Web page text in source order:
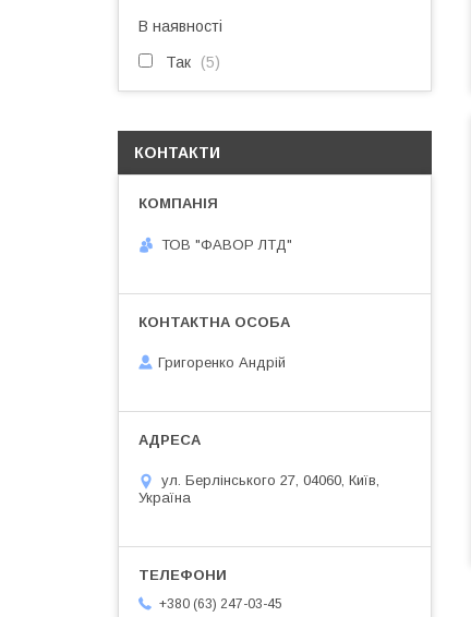
В наявності
Так 5
КОНТАКТИ
ТОВ "ФАВОР ЛТД"
Григоренко Андрій
ул. Берлінського 27, 04060, Київ,
Україна
+380 (63) 247-03-45